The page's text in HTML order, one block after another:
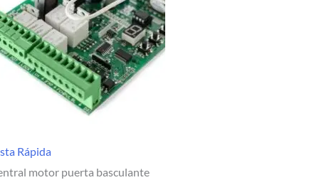
Rápida
motor puerta basculante